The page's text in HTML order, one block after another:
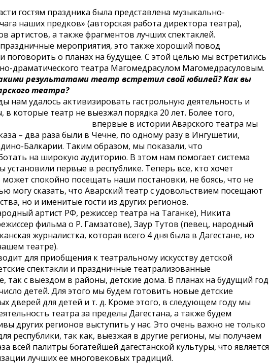
гостям праздника была представлена музыкально-
наших предков» (авторская работа директора театра),
артистов, а также фрагментов лучших спектаклей.
мероприятия, это также хороший повод
о планах на будущее. С этой целью мы встретились
драматического театра Магомедрасулом Магомедрасуловым.
результатами театр встретил свой юбилей? Как вы
театра?
нам удалось активизировать гастрольную деятельность и
в которые театр не выезжал порядка 20 лет. Более того,
впервые в истории Аварского театра мы
– два раза были в Чечне, по одному разу в Ингушетии,
Балкарии. Таким образом, мы показали, что
на широкую аудиторию. В этом нам помогает система
первые в республике. Теперь все, кто хочет
спокойно посещать наши постановки, не боясь, что не
могу сказать, что Аварский театр с удовольствием посещают
но и именитые гости из других регионов.
артист РФ, режиссер театра на Таганке), Никита
фильма о Р. Гамзатове), Заур Тутов (певец, народный
журналистка, которая всего 4 дня была в Дагестане, но
театре).
для приобщения к театральному искусству детской
спектакли и праздничные театрализованные
так с выездом в районы, детские дома. В планах на будущий год
детей. Для этого мы будем готовить новые детские
дверей для детей и т. д. Кроме этого, в следующем году мы
театра за пределы Дагестана, а также будем
других регионов выступить у нас. Это очень важно не только
республики, так как, выезжая в другие регионы, мы получаем
всей палитры богатейшей дагестанской культуры, что является
лучших ее многовековых традиций.